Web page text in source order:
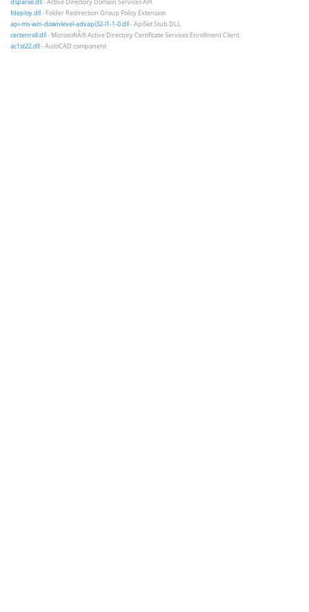
dsparse.dll- Active Directory Domain Services API
fdeploy.dll- Folder Redirection Group Policy Extension
api-ms-win-downlevel-advapi32-l1-1-0.dll- ApiSet Stub DLL
certenroll.dll- MicrosoftÂ® Active Directory Certificate Services Enrollment Client
ac1st22.dll- AutoCAD component